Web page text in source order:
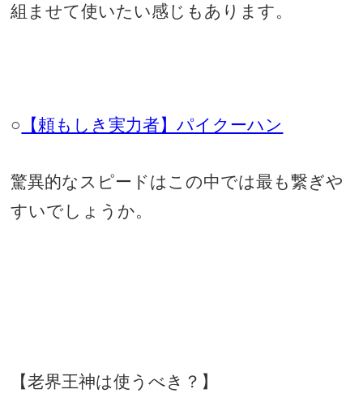
組ませて使いたい感じもあります。
○ 【頼もしき実力者】パイクーハン
驚異的なスピードはこの中では最も繋ぎや
すいでしょうか。
【老界王神は使うべき？】